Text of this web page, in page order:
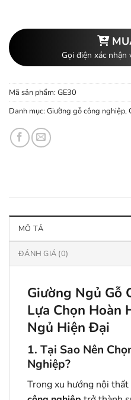
Gọi điện xác
Mã sản phẩm: GE30
Danh mục: Giường gỗ công nghiệp,
MÔ TẢ
ĐÁNH GIÁ (0)
Giường Ngủ Gỗ
Lựa Chọn Hoàn
Ngủ Hiện Đại
1. Tại Sao Nên
Nghiệp?
Trong xu hướng nội thất